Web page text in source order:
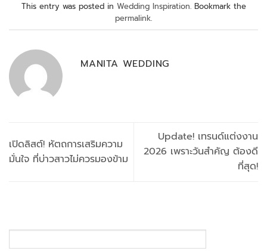
This entry was posted in Wedding Inspiration. Bookmark the
permalink.
MANITA WEDDING
เปิดลิสต์! หัตถการเสริมความ
มั่นใจ ที่บ่าวสาวไม่ควรมองข้าม
Update! เทรนด์แต่งงาน
2026 เพราะวันสำคัญ ต้องดี
ที่สุด!